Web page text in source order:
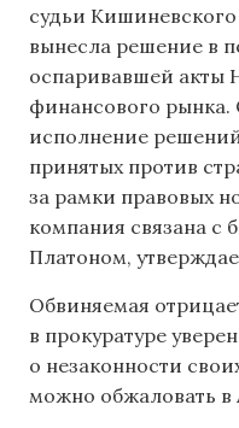
судьи
вынесла решение в
оспаривавшей акты
финансового
исполнение
принятых против
за рамки правовых
компания связана с
Платоном,
Обвиняемая
в прокуратуре
о незаконности
можно обжаловать в